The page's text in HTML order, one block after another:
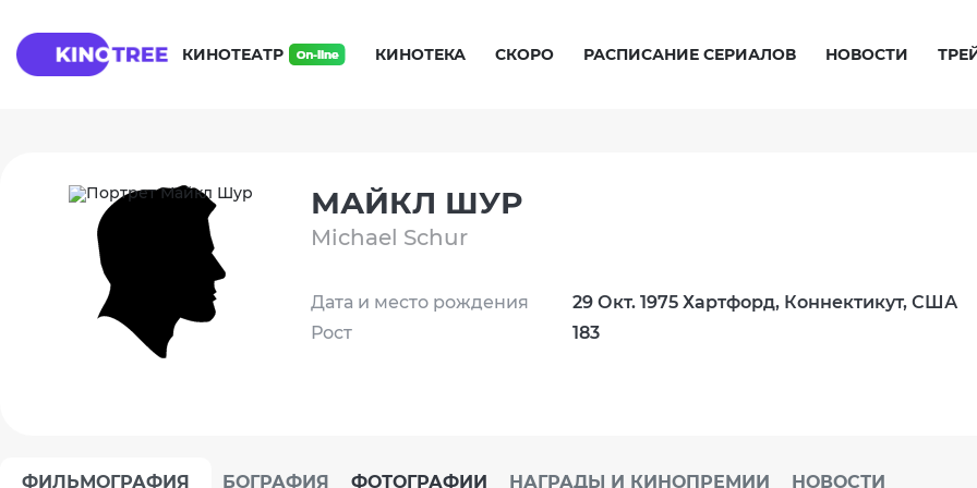
КИНОТЕАТР КИНОТЕКА СКОРО РАСПИСАНИЕ СЕРИАЛОВ НОВОСТИ
МАЙКЛ ШУР
Michael Schur
Дата и место рождения
Рост
29 Окт. 1975 Хартфорд, Коннектикут, США
183
ФИЛЬМОГРАФИЯ БОГРАФИЯ ФОТОГРАФИИ НАГРАДЫ И КИНОПРЕМИИ НОВОСТИ